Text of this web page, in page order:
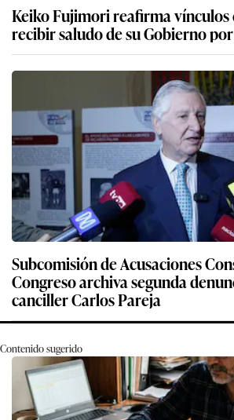
Keiko Fujimori reafirma vínculos
recibir saludo de su Gobierno
Subcomisión de Acusaciones
Congreso archiva segunda
canciller Carlos Pareja
Contenido sugerido